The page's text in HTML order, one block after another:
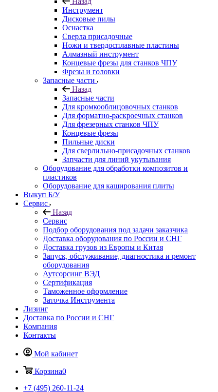
Инструмент
Дисковые пилы
Оснастка
Сверла присадочные
Ножи и твердосплавные пластины
Алмазный инструмент
Концевые фрезы для станков ЧПУ
Фрезы и головки
Запасные части
Назад
Запасные части
Для кромкооблицовочных станков
Для форматно-раскроечных станков
Для фрезерных станков ЧПУ
Концевые фрезы
Пильные диски
Для сверлильно-присадочных станков
Запчасти для линий укутывания
Оборудование для обработки композитов и
пластиков
Оборудование для каширования плиты
Выкуп Б/У
Сервис
Назад
Сервис
Подбор оборудования под задачи заказчика
Доставка оборудования по России и СНГ
Доставка грузов из Европы и Китая
Запуск, обслуживание, диагностика и ремонт
оборудования
Аутсорсинг ВЭД
Сертификация
Таможенное оформление
Заточка Инструмента
Лизинг
Доставка по России и СНГ
Компания
Контакты
Мой кабинет
Корзина0
+7 (495) 260-11-24